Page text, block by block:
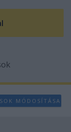
MÓDOSÍTÁSA